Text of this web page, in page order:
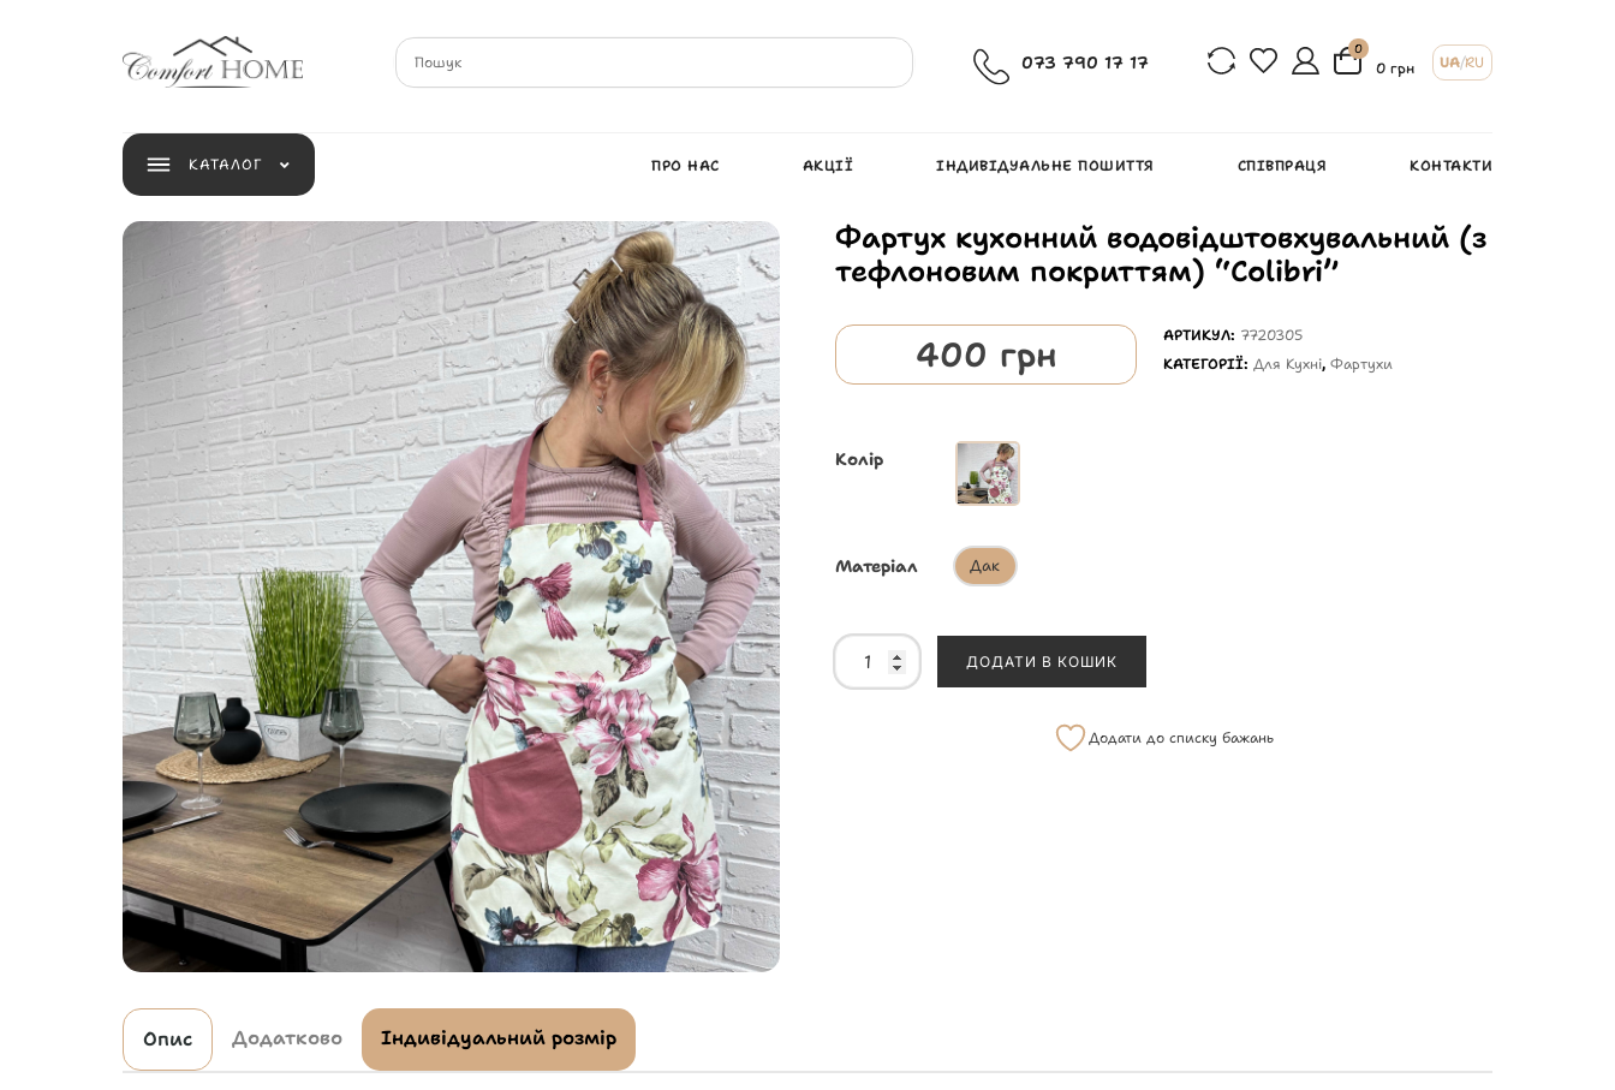
073 790 17 17
0
0 грн UA/RU
КАТАЛОГ ПРО НАС АКЦІЇ ІНДИВІДУАЛЬНЕ ПОШИТТЯ СПІВПРАЦЯ КОНТАКТИ
Фартух кухонний водовідштовхувальний (з
тефлоновим покриттям) “Colibri”
400 грн АРТИКУЛ: 7720305
КАТЕГОРІЇ:Для Кухні,Фартухи
Колір
Матеріал Дак
ДОДАТИ В КОШИК
Додати до списку бажань
Опис Додатково Індивідуальний розмір